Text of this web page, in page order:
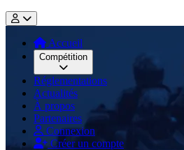
Accueil
Compétition
Réglementations
Actualités
À propos
Partenaires
Connexion
Créer un compte